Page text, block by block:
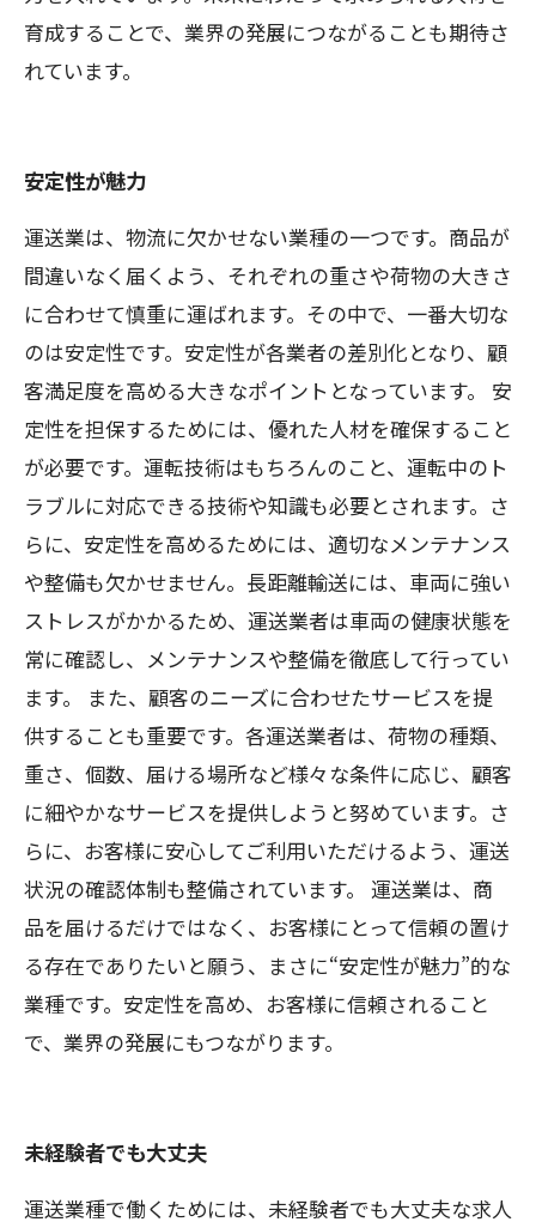
育成することで、業界の発展につながることも期待さ
れています。
安定性が魅力
運送業は、物流に欠かせない業種の一つです。商品が
間違いなく届くよう、それぞれの重さや荷物の大きさ
に合わせて慎重に運ばれます。その中で、一番大切な
のは安定性です。安定性が各業者の差別化となり、顧
客満足度を高める大きなポイントとなっています。 安
定性を担保するためには、優れた人材を確保すること
が必要です。運転技術はもちろんのこと、運転中のト
ラブルに対応できる技術や知識も必要とされます。さ
らに、安定性を高めるためには、適切なメンテナンス
や整備も欠かせません。長距離輸送には、車両に強い
ストレスがかかるため、運送業者は車両の健康状態を
常に確認し、メンテナンスや整備を徹底して行ってい
ます。 また、顧客のニーズに合わせたサービスを提
供することも重要です。各運送業者は、荷物の種類、
重さ、個数、届ける場所など様々な条件に応じ、顧客
に細やかなサービスを提供しようと努めています。さ
らに、お客様に安心してご利用いただけるよう、運送
状況の確認体制も整備されています。 運送業は、商
品を届けるだけではなく、お客様にとって信頼の置け
る存在でありたいと願う、まさに“安定性が魅力”的な
業種です。安定性を高め、お客様に信頼されること
で、業界の発展にもつながります。
未経験者でも大丈夫
運送業種で働くためには、未経験者でも大丈夫な求人